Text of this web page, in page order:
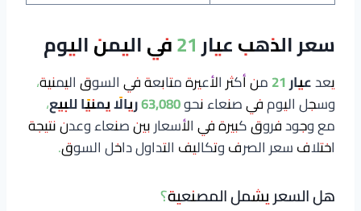
سعر الذهب عيار 21 في اليمن اليوم
يعدعيار 21
من أكثر الأعيرة متابعة في السوق اليمنية،
وسجل اليوم في صنعاء نحو63,080 ريالًا يمنيًا للبيع
،
مع وجود فروق كبيرة في الأسعار بين صنعاء وعدن نتيجة
اختلاف سعر الصرف وتكاليف التداول داخل السوق.
هل السعر يشمل المصنعية؟